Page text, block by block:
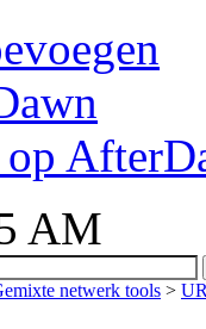
AM
netwerk tools >